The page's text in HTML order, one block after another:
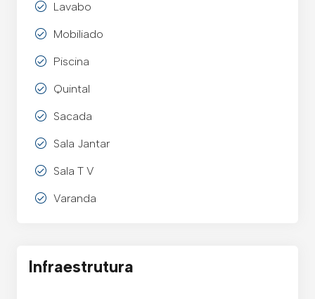
Lavabo
Mobiliado
Piscina
Quintal
Sacada
Sala Jantar
Sala T V
Varanda
Infraestrutura